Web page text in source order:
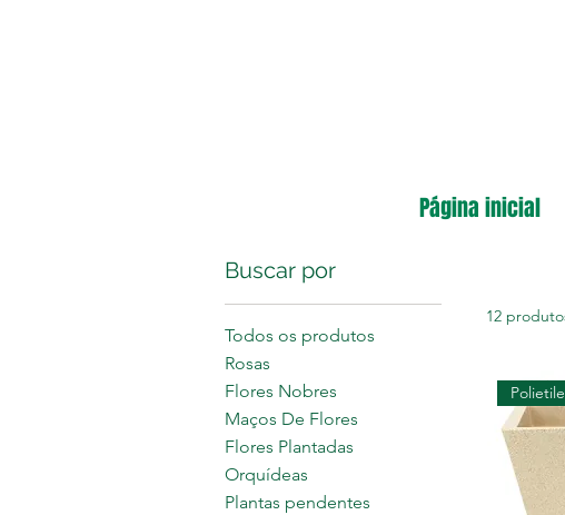
Página inicial
Buscar por
Todos os produtos
Rosas
Flores Nobres
Maços De Flores
Flores Plantadas
Orquídeas
Plantas pendentes
12